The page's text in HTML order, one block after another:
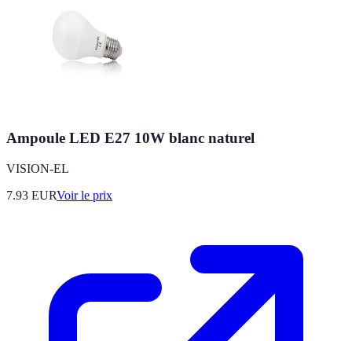
Ampoule LED E27 10W blanc naturel
VISION-EL
7.93 EURVoir le prix